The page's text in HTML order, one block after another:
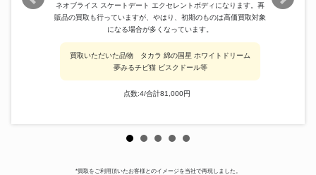
ネオブライス スケートデート エクセレントボディになります。再
販品の買取も行っていますが、やはり、初期のものは高価買取対象
になる場合が多くなっています。
買取いただいた品物 タカラ 綿の国星 ホワイトドリーム
夢みるチビ猫 ビスクドール等
点数:4/合計81,000円
*買取をご利用頂いたお客様とのイメージを当社で再現しました。